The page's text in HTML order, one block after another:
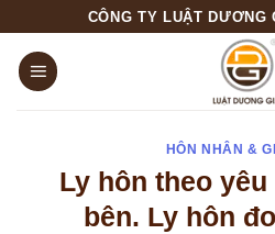
content
CÔNG TY LUẬT DƯƠNG
HÔN NHÂN &
Ly hôn theo
bên. Ly hôn